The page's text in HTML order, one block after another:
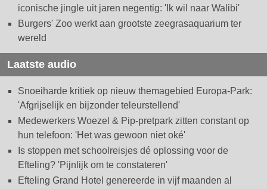
iconische jingle uit jaren negentig: 'Ik wil naar Walibi'
Burgers' Zoo werkt aan grootste zeegrasaquarium ter
wereld
Laatste audio
Snoeiharde kritiek op nieuw themagebied Europa-Park:
'Afgrijselijk en bijzonder teleurstellend'
Medewerkers Woezel & Pip-pretpark zitten constant op
hun telefoon: 'Het was gewoon niet oké'
Is stoppen met schoolreisjes dé oplossing voor de
Efteling? 'Pijnlijk om te constateren'
Efteling Grand Hotel genereerde in vijf maanden al